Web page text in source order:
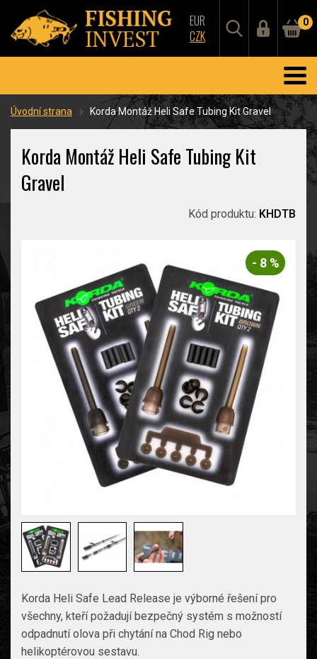
EUR
CZK
0
Úvodní strana Korda Montáž Heli Safe Tubing Kit Gravel
Korda Montáž Heli Safe Tubing Kit
Gravel
Kód produktu: KHDTB
- 8 %
Korda Heli Safe Lead Release je výborné řešení pro
všechny, kteří požadují bezpečný systém s možností
odpadnutí olova při chytání na Chod Rig nebo
helikoptérovou sestavu.